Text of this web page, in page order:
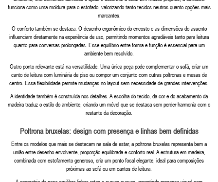
funciona como uma moldura para o estofado, valorizando tanto tecidos neutros quanto opções mais
marcantes.
O conforto também se destaca. O desenho ergonômico do encosto e as dimensões do assento
influenciam diretamente na experiência de uso, permitindo momentos agradáveis tanto para leitura
quanto para conversas prolongadas. Esse equilíbrio entre forma e função é essencial para um
ambiente bem resolvido.
Outro ponto relevante está na versatilidade. Uma única peça pode complementar o sofá, criar um
canto de leitura com luminária de piso ou compor um conjunto com outras poltronas e mesas de
centro. Essa flexibilidade permite mudanças no layout sem necessidade de grandes intervenções.
A identidade também é construída nos detalhes. A escolha do tecido, da cor e do acabamento da
madeira traduz o estilo do ambiente, criando um móvel que se destaca sem perder harmonia com o
restante da decoração.
Poltrona bruxelas: design com presença e linhas bem definidas
Entre os modelos que mais se destacam na sala de estar, a poltrona bruxelas representa bem a
união entre desenho envolvente, proporção equilibrada e conforto real. A estrutura em madeira,
combinada com estofamento generoso, cria um ponto focal elegante, ideal para composições
próximas ao sofá ou em cantos de leitura.